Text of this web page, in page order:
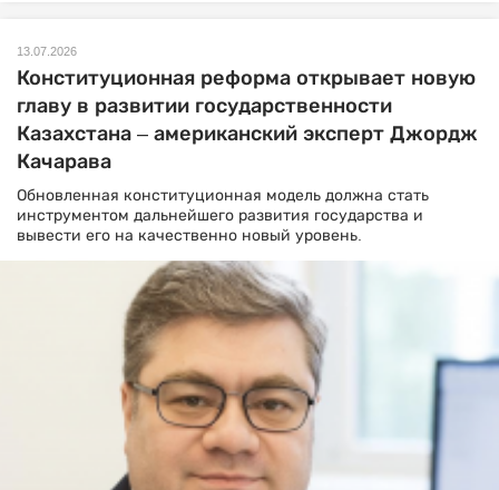
13.07.2026
Конституционная реформа открывает новую
главу в развитии государственности
Казахстана – американский эксперт Джордж
Качарава
Обновленная конституционная модель должна стать
инструментом дальнейшего развития государства и
вывести его на качественно новый уровень.